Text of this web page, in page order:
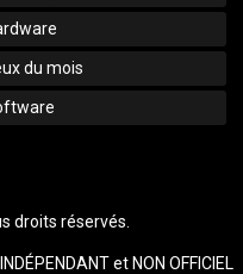
du mois
droits réservés.
et NON OFFICIEL